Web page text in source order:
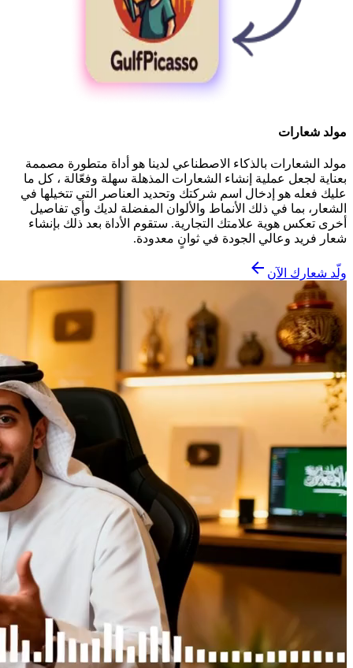
مولد شعارات
مولد الشعارات بالذكاء الاصطناعي لدينا هو أداة متطورة مصممة
بعناية لجعل عملية إنشاء الشعارات المذهلة سهلة وفعّالة ، كل ما
عليك فعله هو إدخال اسم شركتك وتحديد العناصر التي تتخيلها في
الشعار، بما في ذلك الأنماط والألوان المفضلة لديك وأي تفاصيل
أخرى تعكس هوية علامتك التجارية. ستقوم الأداة بعد ذلك بإنشاء
شعار فريد وعالي الجودة في ثوانٍ معدودة.
ولّد شعارك الآن